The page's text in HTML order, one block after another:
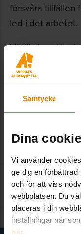
Samtycke
Dina
Vi använder
ge dig en
och för att viss
webbplatsen. Du
placeras i din
inställningar när
här.
försvåra tillfällen
led i det arbetet.
Hittills har
trapphus i
trapphus i
Dela:
Kontakta